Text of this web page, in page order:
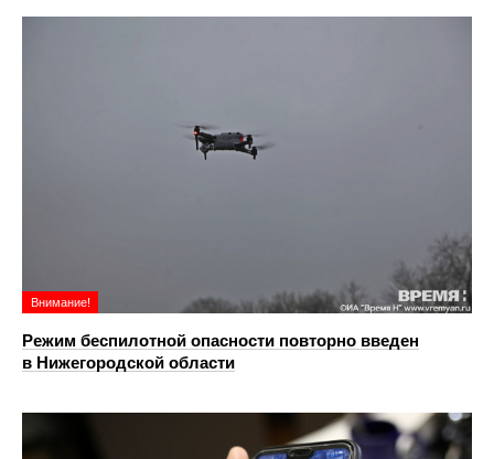
Внимание!
Режим беспилотной опасности повторно введен
в Нижегородской области